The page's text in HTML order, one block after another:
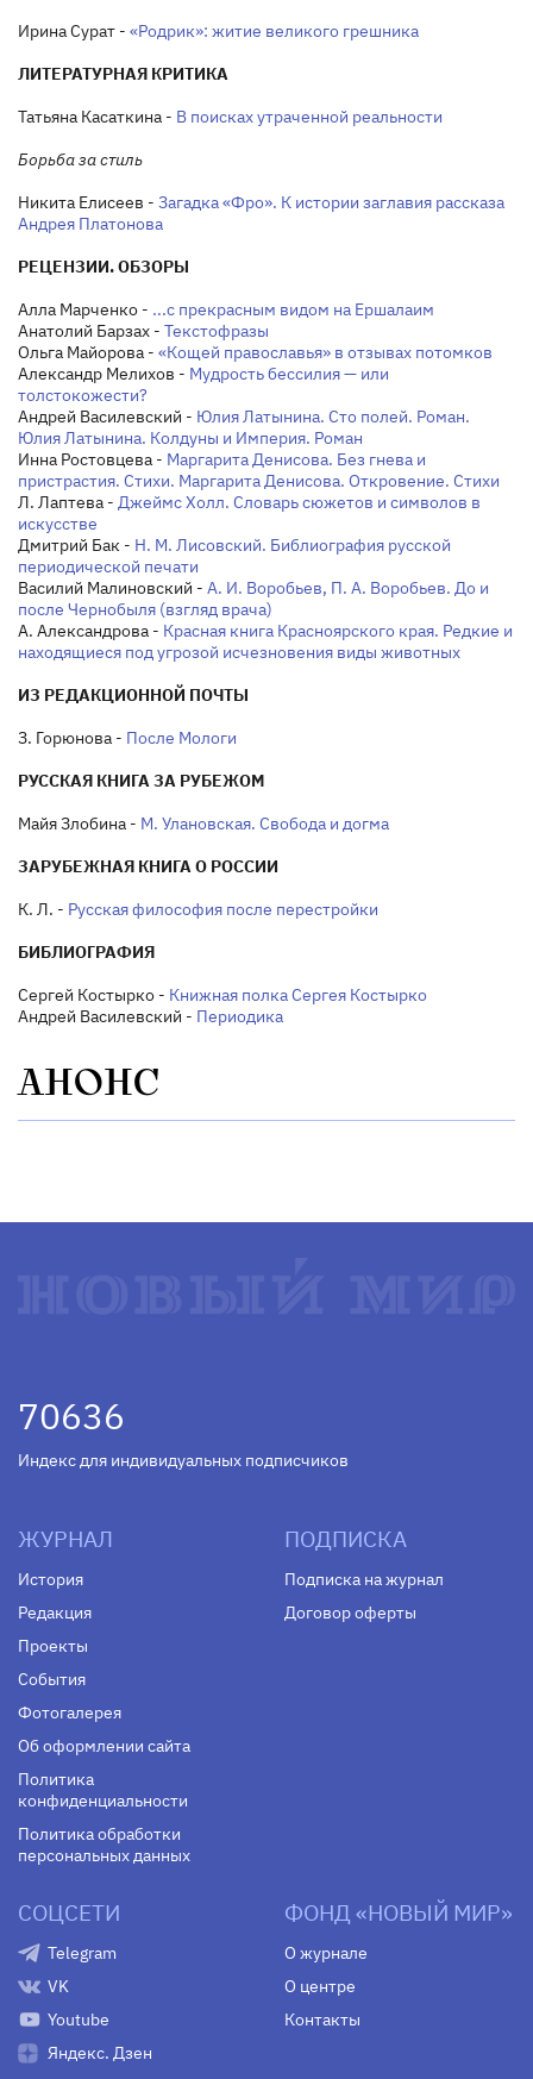
Ирина Сурат - «Родрик»: житие великого грешника
ЛИТЕРАТУРНАЯ КРИТИКА
Татьяна Касаткина - В поисках утраченной реальности
Борьба за стиль
Никита Елисеев - Загадка «Фро». К истории заглавия рассказа
Андрея Платонова
РЕЦЕНЗИИ. ОБЗОРЫ
Алла Марченко - ...с прекрасным видом на Ершалаим
Анатолий Барзах - Текстофразы
Ольга Майорова - «Кощей православья» в отзывах потомков
Александр Мелихов - Мудрость бессилия — или
толстокожести?
Андрей Василевский - Юлия Латынина. Сто полей. Роман.
Юлия Латынина. Колдуны и Империя. Роман
Инна Ростовцева - Маргарита Денисова. Без гнева и
пристрастия. Стихи. Маргарита Денисова. Откровение. Стихи
Л. Лаптева - Джеймс Холл. Словарь сюжетов и символов в
искусстве
Дмитрий Бак - Н. М. Лисовский. Библиография русской
периодической печати
Василий Малиновский - А. И. Воробьев, П. А. Воробьев. До и
после Чернобыля (взгляд врача)
А. Александрова - Красная книга Красноярского края. Редкие и
находящиеся под угрозой исчезновения виды животных
ИЗ РЕДАКЦИОННОЙ ПОЧТЫ
З. Горюнова - После Мологи
РУССКАЯ КНИГА ЗА РУБЕЖОМ
Майя Злобина - М. Улановская. Свобода и догма
ЗАРУБЕЖНАЯ КНИГА О РОССИИ
К. Л. - Русская философия после перестройки
БИБЛИОГРАФИЯ
Сергей Костырко - Книжная полка Сергея Костырко
Андрей Василевский - Периодика
АНОНС
70636
Индекс для индивидуальных подписчиков
ЖУРНАЛ
История
Редакция
Проекты
События
Фотогалерея
Об оформлении сайта
Политика
конфиденциальности
Политика обработки
персональных данных
ПОДПИСКА
Подписка на журнал
Договор оферты
СОЦСЕТИ
Telegram
VK
Youtube
Яндекс. Дзен
ФОНД «НОВЫЙ МИР»
О журнале
О центре
Контакты